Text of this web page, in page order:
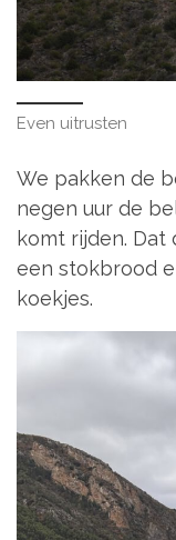
Even uitrusten
We pakken de
negen uur de
komt rijden.
een stokbrood
koekjes.